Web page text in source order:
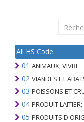
All HS Code
01 ANIMAUX; VIVRE
02 VIANDES ET
03 POISSONS ET
04 PRODUIT LAITIER; OEUFS D'OISEAUX;
05 PRODUITS